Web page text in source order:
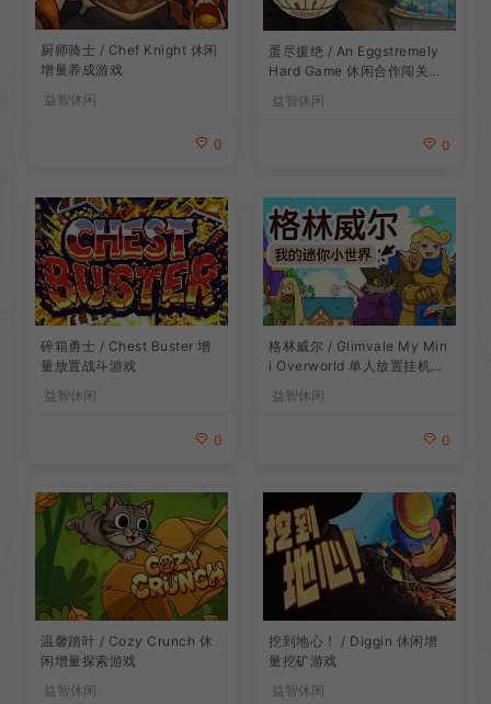
厨师骑士 / Chef Knight 休闲
增量养成游戏
益智休闲
0
蛋尽援绝 / An Eggstremely
Hard Game 休闲合作闯关游
益智休闲
0
碎箱勇士 / Chest Buster 增
量放置战斗游戏
益智休闲
0
格林威尔 / Glimvale My Min
i Overworld 单人放置挂机城
益智休闲
0
温馨踏叶 / Cozy Crunch 休
闲增量探索游戏
益智休闲
挖到地心！ / Diggin 休闲增
量挖矿游戏
益智休闲